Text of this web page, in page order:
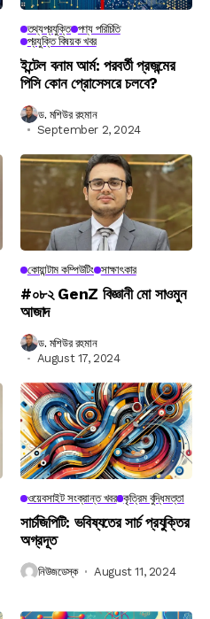
তথ্যপ্রযুক্তি পণ্য পরিচিতি
প্রযুক্তি বিষয়ক খবর
ইন্টেল বনাম আর্ম: পরবর্তী প্রজন্মের
পিসি কোন প্রোসেসরে চলবে?
ড. মশিউর রহমান
September 2, 2024
কোয়ান্টাম কম্পিউটিং সাক্ষাৎকার
#০৮২ GenZ বিজ্ঞানী মো সাওমুন
আজাদ
ড. মশিউর রহমান
August 17, 2024
ওয়েবসাইট সংক্রান্ত খবর কৃত্রিম বুদ্ধিমত্তা
সার্চজিপিটি: ভবিষ্যতের সার্চ প্রযুক্তির
অগ্রদূত
নিউজডেস্ক August 11, 2024